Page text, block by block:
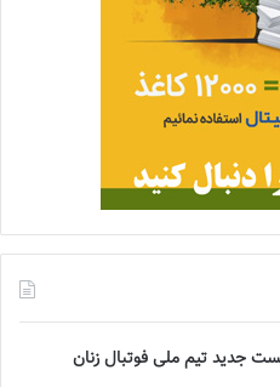
جدید تيم ملى فوتبال زنان